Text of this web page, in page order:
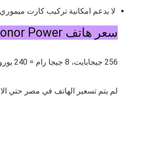
لا يدعم امكانية تركيب كارت
سعر هاتف Honor Power في الخارج
256 جيجابايت، 8 جيجا رام = 240 يورو.
لم يتم تسعير الهاتف في مصر حتي